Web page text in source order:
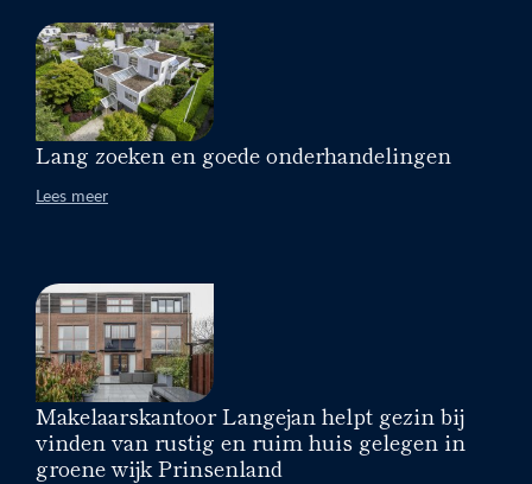
Lang zoeken en goede onderhandelingen
Lees meer
Makelaarskantoor Langejan helpt gezin bij
vinden van rustig en ruim huis gelegen in
groene wijk Prinsenland